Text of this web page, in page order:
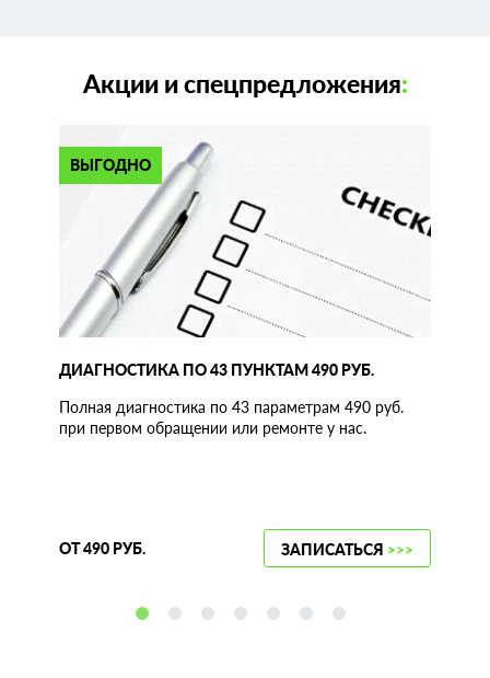
Акции и спецпредложения:
ВЫГОДНО
ДИАГНОСТИКА ПО 43 ПУНКТАМ 490 РУБ.
Полная диагностика по 43 параметрам 490 руб.
при первом обращении или ремонте у нас.
ОТ 490 РУБ. ЗАПИСАТЬСЯ >>>